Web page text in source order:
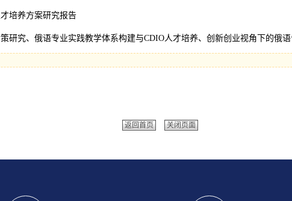
培养方案研究报告
研究、俄语专业实践教学体系构建与CDIO人才培养、创新创业视角下的俄
返回首页 关闭页面